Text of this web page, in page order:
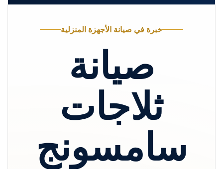
خبرة في صيانة الأجهزة المنزلية
صيانة
ثلاجات
سامسونج